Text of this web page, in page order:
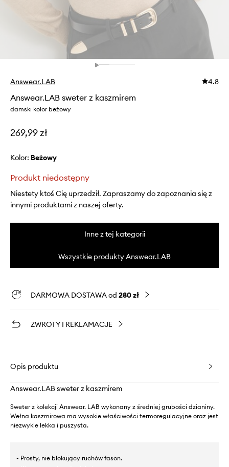
Answear.LAB 4.8
Answear.LAB sweter z kaszmirem
damski kolor beżowy
269,99 zł
Kolor: beżowy
Produkt niedostępny
Niestety ktoś Cię uprzedził. Zapraszamy do zapoznania się z
innymi produktami z naszej oferty.
Inne z tej kategorii
Wszystkie produkty Answear.LAB
DARMOWA DOSTAWA od 280 zł
ZWROTY I REKLAMACJE
Opis produktu
Answear.LAB sweter z kaszmirem
Sweter z kolekcji Answear. LAB wykonany z średniej grubości dzianiny.
Wełna kaszmirowa ma wysokie właściwości termoregulacyjne oraz jest
niezwykle lekka i puszysta.
- Prosty, nie blokujący ruchów fason.